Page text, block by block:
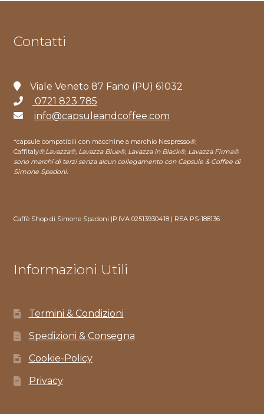
Contatti
Viale Veneto 87 Fano (PU) 61032
0721 823 785
info@capsuleandcoffee.com
*capsule compatibili con macchine a marchio Nespresso®,
Caffitaly®,Lavazza®, Lavazza Blue®, Lavazza in Black®, Lavazza Firma®
sono marchi di terzi senza alcun collegamento con Capsule & Coffee di
Simone Spadoni.
Caffè Shop di Simone Spadoni |P.IVA 02513930418 | REA PS-188136
Informazioni Utili
Termini & Condizioni
Spedizioni & Consegna
Cookie-Policy
Privacy